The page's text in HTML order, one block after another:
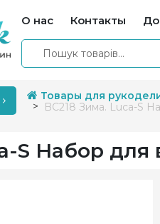
О нас Контакты
Товары для
BC218 Зима. Luca-S
S Набор